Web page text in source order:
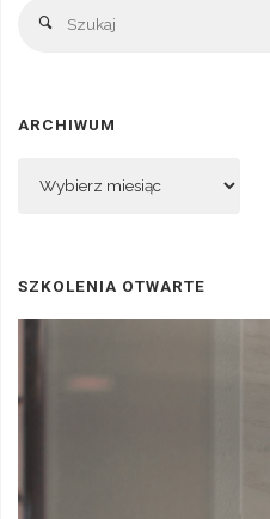
Szukaj
ARCHIWUM
SZKOLENIA OTWARTE